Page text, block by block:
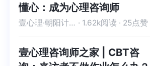
懂心：成为心理咨询师
壹心理·朝阳计划-优秀学员 · 1.62k阅读 · 25点赞
壹心理咨询师之家 | CBT咨